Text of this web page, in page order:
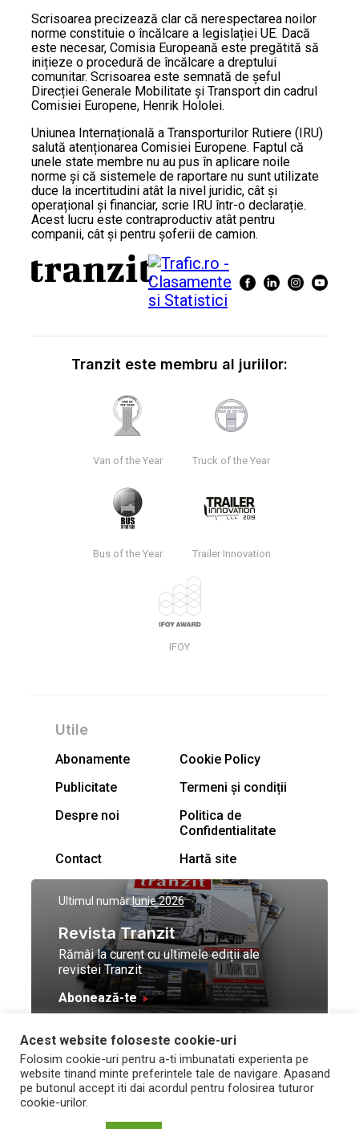
Scrisoarea precizează clar că nerespectarea noilor
norme constituie o încălcare a legislației UE. Dacă
este necesar, Comisia Europeană este pregătită să
inițieze o procedură de încălcare a dreptului
comunitar. Scrisoarea este semnată de șeful
Direcției Generale Mobilitate și Transport din cadrul
Comisiei Europene, Henrik Hololei.
Uniunea Internațională a Transporturilor Rutiere (IRU)
salută atenționarea Comisiei Europene. Faptul că
unele state membre nu au pus în aplicare noile
norme și că sistemele de raportare nu sunt utilizate
duce la incertitudini atât la nivel juridic, cât și
operațional și financiar, scrie IRU într-o declarație.
Acest lucru este contraproductiv atât pentru
companii, cât și pentru șoferii de camion.
Tranzit este membru al juriilor:
Van of the Year Truck of the Year
Bus of the Year Trailer Innovation
IFOY
Utile
Abonamente
Cookie Policy
Publicitate
Termeni și condiții
Despre noi
Politica de
Confidentialitate
Contact
Hartă site
Ultimul număr:Iunie 2026
Revista Tranzit
Rămâi la curent cu ultimele ediții ale
revistei Tranzit
Abonează-te
© Toate drepturile
rezervate Trafic Media
2026
Design by
and development byNeo
Vision Technologies
Acest website foloseste cookie-uri
Folosim cookie-uri pentru a-ti imbunatati experienta pe
website tinand minte preferintele tale de navigare. Apasand
pe butonul accept iti dai acordul pentru folosirea tuturor
cookie-urilor.